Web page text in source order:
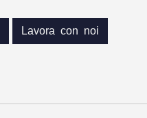
Lavora con noi